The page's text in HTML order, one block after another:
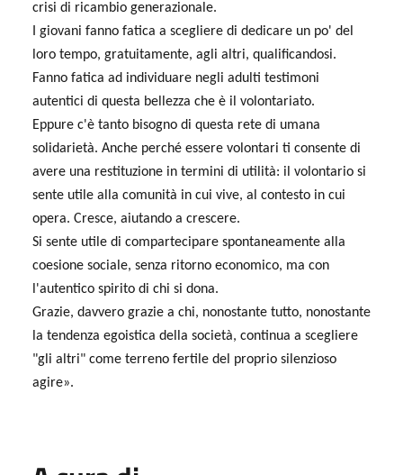
crisi di ricambio generazionale.
I giovani fanno fatica a scegliere di dedicare un po' del
loro tempo, gratuitamente, agli altri, qualificandosi.
Fanno fatica ad individuare negli adulti testimoni
autentici di questa bellezza che è il volontariato.
Eppure c'è tanto bisogno di questa rete di umana
solidarietà. Anche perché essere volontari ti consente di
avere una restituzione in termini di utilità: il volontario si
sente utile alla comunità in cui vive, al contesto in cui
opera. Cresce, aiutando a crescere.
Si sente utile di compartecipare spontaneamente alla
coesione sociale, senza ritorno economico, ma con
l'autentico spirito di chi si dona.
Grazie, davvero grazie a chi, nonostante tutto, nonostante
la tendenza egoistica della società, continua a scegliere
"gli altri" come terreno fertile del proprio silenzioso
agire».